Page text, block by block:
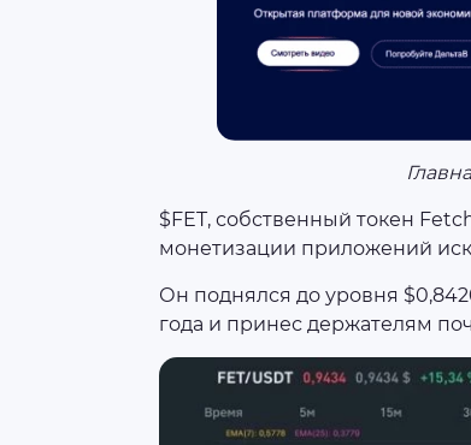
$FET, собственный токен
монетизации приложений
Он поднялся до уровня
года и принес держателям